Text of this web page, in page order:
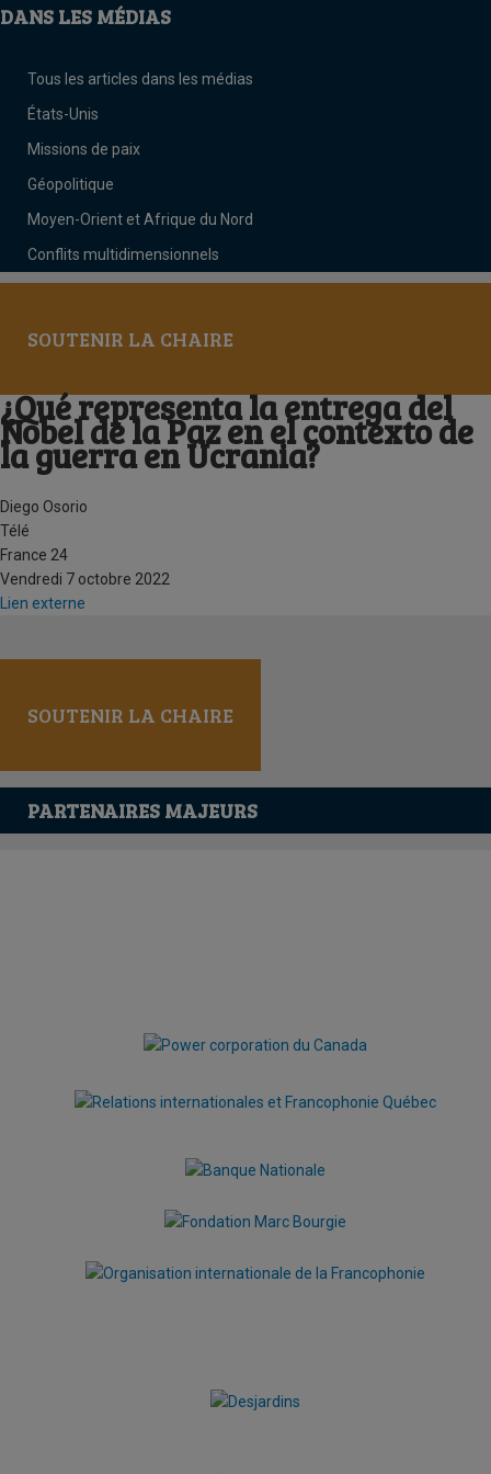
DANS LES MÉDIAS
Tous les articles dans les médias
États-Unis
Missions de paix
Géopolitique
Moyen-Orient et Afrique du Nord
Conflits multidimensionnels
SOUTENIR LA CHAIRE
¿Qué representa la entrega del
Nobel de la Paz en el contexto de
la guerra en Ucrania?
Diego Osorio
Télé
France 24
Vendredi 7 octobre 2022
Lien externe
SOUTENIR LA CHAIRE
PARTENAIRES MAJEURS